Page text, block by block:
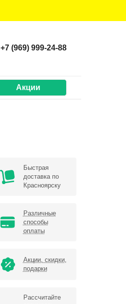
+7 (969) 999-24-88
Акции
Быстрая
доставка по
Красноярску
Различные
способы
оплаты
Акции, скидки,
подарки
Рассчитайте